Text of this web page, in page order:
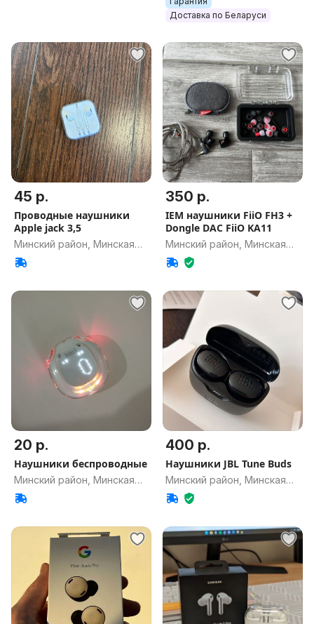
Доставка по Беларуси
45 р.
Проводные наушники
Apple jack 3,5
Минский район, Минская
обл.
350 р.
IEM наушники FiiO FH3 +
Dongle DAC FiiO KA11
Минский район, Минская
обл.
20 р.
Наушники беспроводные
Минский район, Минская
обл.
400 р.
Наушники JBL Tune Buds
Минский район, Минская
обл.